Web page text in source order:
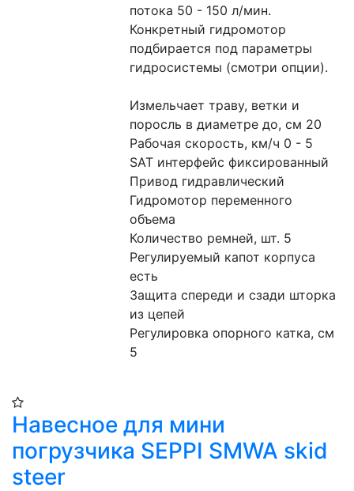
потока 50 - 150 л/мин.
Конкретный гидромотор
подбирается под параметры
гидросистемы (смотри опции).
Измельчает траву, ветки и
поросль в диаметре до, см 20
Рабочая скорость, км/ч 0 - 5
SAT интерфейс фиксированный
Привод гидравлический
Гидромотор переменного
объема
Количество ремней, шт. 5
Регулируемый капот корпуса
есть
Защита спереди и сзади шторка
из цепей
Регулировка опорного катка, см
5
Навесное для мини
погрузчика SEPPI SMWA skid
steer